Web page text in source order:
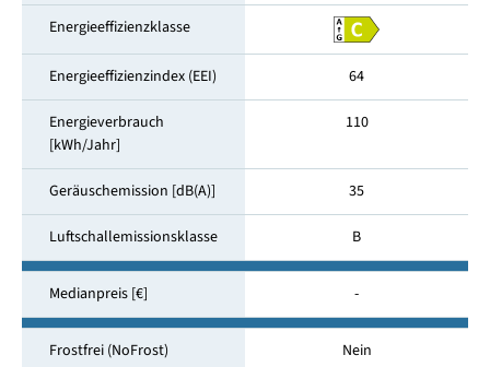
Energieeffizienzklasse
Energieeffizienzindex (EEI) 64
Energieverbrauch
[kWh/Jahr]
110
Geräuschemission [dB(A)] 35
Luftschallemissionsklasse B
Medianpreis [€] -
Frostfrei (NoFrost) Nein